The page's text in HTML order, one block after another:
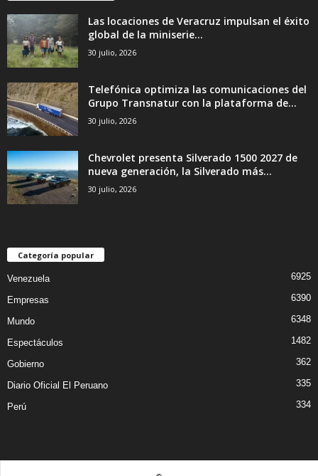
Las locaciones de Veracruz impulsan el éxito
global de la miniserie...
30 julio, 2026
Telefónica optimiza las comunicaciones del
Grupo Transnatur con la plataforma de...
30 julio, 2026
Chevrolet presenta Silverado 1500 2027 de
nueva generación, la Silverado más...
30 julio, 2026
Categoría popular
Venezuela 6925
Empresas 6390
Mundo 6348
Espectáculos 1482
Gobierno 362
Diario Oficial El Peruano 335
Perú 334